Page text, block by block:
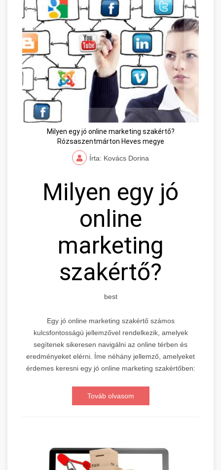
Milyen egy jó online marketing szakértő?
Rózsaszentmárton Heves megye
Írta: Kovács Dorina
Milyen egy jó
online
marketing
szakértő?
best
Egy jó online marketing szakértő számos
kulcsfontosságú jellemzővel rendelkezik, amelyek
segítenek sikeresen navigálni az online térben és
eredményeket elérni. Íme néhány jellemző, amelyeket
érdemes keresni egy jó online marketing szakértőben:
Továb olvasom